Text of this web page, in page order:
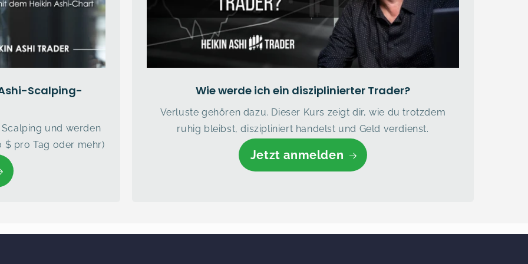
Scalping-
und werden
$ pro Tag oder mehr)
Wie werde ich ein disziplinierter Trader?
Verluste gehören dazu. Dieser Kurs zeigt dir, wie du trotzdem
ruhig bleibst, diszipliniert handelst und Geld verdienst.
Jetzt anmelden